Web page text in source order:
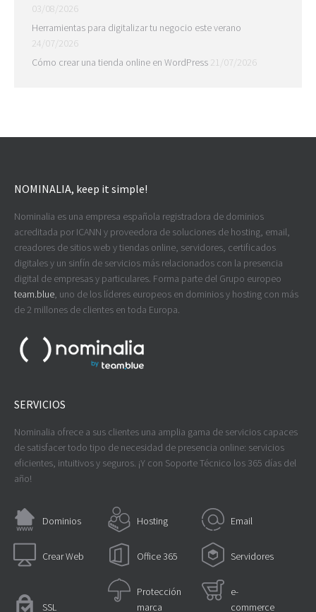
03/08/2026
Herramientas para digitalizar tu negocio este verano
24/07/2026
Cómo crear una tienda online en WordPress 21/07/2026
NOMINALIA, keep it simple!
Nominalia es una empresa española registradora de dominios
acreditada por ICANN y proveedora de soluciones de hosting, email,
creadores de sitios web y tiendas online, servidores, certificados
digitales y un sinfín de servicios más relacionados con la presencia
digital de empresas y particulares. Forma parte del Grupo europeo
team.blue, uno de los líderes europeos en dominios y hosting con más
de 2 millones de clientes en toda Europa.
SERVICIOS
Nominalia ofrece a sus clientes una amplia gama de servicios capaces
de satisfacer todo tipo de necesidad de presencia online: servicios
eficientes, intuitivos y seguros. ¡Y con Soporte Técnico los 365 días del
año!
Dominios Hosting Email
Crear Web Office 365 Servidores
SSL
Protección
marca
e-
commerce